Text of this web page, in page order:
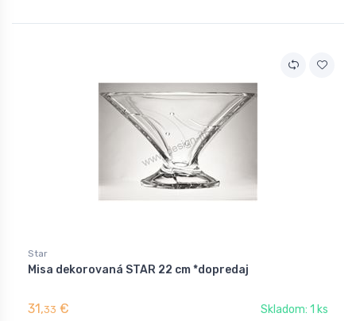
Star
Misa dekorovaná STAR 22 cm *dopredaj
31,33 € Skladom: 1 ks